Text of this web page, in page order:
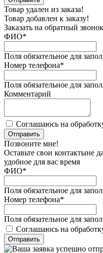
Товар удален из заказа!
Товар добавлен к заказу!
Заказать на обратный звонок
ФИО*
Поля обязательное для
Номер телефона*
Поля обязательное для
Комментарий
Соглашаюсь на
Отправить
Позвоните мне!
Оставьте свои контактыне
удобное для вас время
ФИО*
Поля обязательное для
Номер телефона*
Поля обязательное для
Соглашаюсь на
Отправить